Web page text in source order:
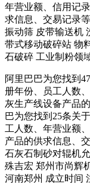
年营业额、信用记
求信息、交易记录
振动筛 皮带输送机
带式移动破碎站 物
石破碎 工业制粉领
阿里巴巴为您找到
册年份、员工人数
灰生产线设备产品
巴为您找到25条关
工人数、年营业额
产品的供求信息、
石灰石制砂对辊机
殊吉宏 郑州市尚辉
河南郑州 成立时间